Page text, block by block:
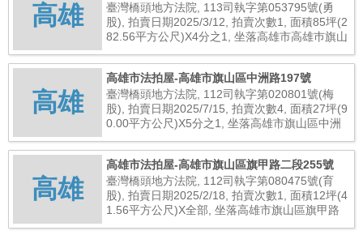
高雄
(未保存登記建物)
臺灣橋頭地方法院, 113司執字第053795號(勇
股), 拍賣日期2025/3/12, 拍賣次數1, 面積85坪(2
82.56平方公尺)X4分之1, 坐落高雄市高雄巿旗山
00,000元
高雄
高雄市法拍屋-高雄市旗山區中洲路197號
臺灣橋頭地方法院, 112司執字第020801號(梅
股), 拍賣日期2025/7/15, 拍賣次數4, 面積27坪(9
0.00平方公尺)X5分之1, 坐落高雄市旗山區中洲
高雄
高雄市法拍屋-高雄市旗山區旗甲路二段255號
臺灣橋頭地方法院, 112司執字第080475號(育
股), 拍賣日期2025/2/18, 拍賣次數1, 面積12坪(4
1.56平方公尺)X全部, 坐落高雄市旗山區旗甲路